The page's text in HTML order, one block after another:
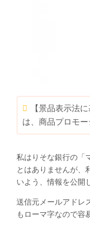
【景品表示法
は、商品プロモ
私はりそな銀行の「
とはありませんが、
いよう、情報を公開
送信元メールアドレ
もローマ字なので容